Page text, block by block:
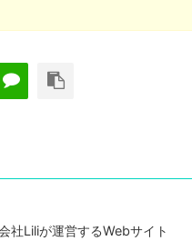
社Liliが運営するWebサイト